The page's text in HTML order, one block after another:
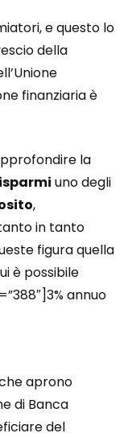
e questo lo
della
finanziaria è
la
uno degli
,
in tanto
figura quella
è possibile
annuo
aprono
di Banca
del